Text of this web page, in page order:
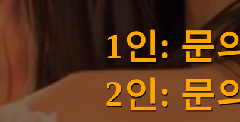
1인: 문
2인: 문